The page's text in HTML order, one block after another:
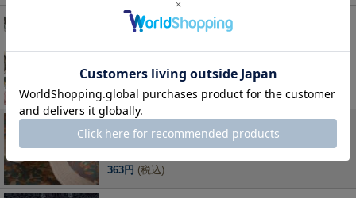
LIBERTY FABRICS リバティプリント 国産つや消し
ル】<br>＜Decadent Blooms＞(デカダントブルーム
LIBERTY FABRICS リバティプリント・国産キュプ
ラコットンカルゼ生地(エターナル)<br>＜Eugenie＞
(ユージン)DC28693XQ
363円 (税込)